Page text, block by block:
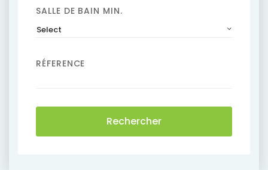
SALLE DE BAIN MIN.
Select
RÉFERENCE
Rechercher